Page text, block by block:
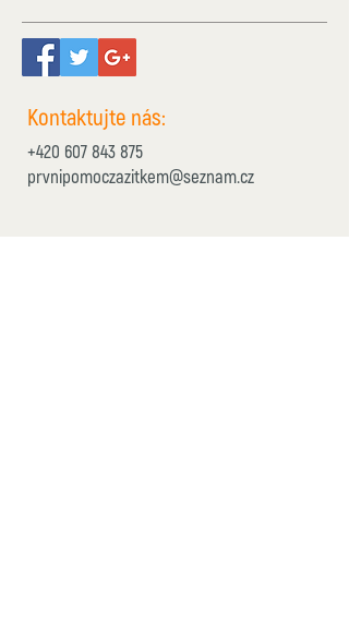
Kontaktujte nás:
+420 607 843 875
prvnipomoczazitkem@seznam.cz